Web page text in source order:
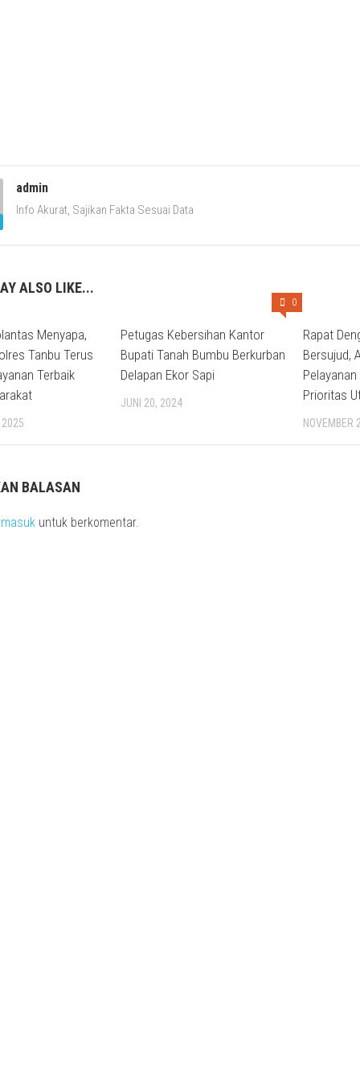
admin
Info Akurat, Sajikan Fakta Sesuai Data
ALSO LIKE...
Menyapa,
Tanbu Terus
Terbaik
2025
0
Petugas Kebersihan Kantor
Bupati Tanah Bumbu Berkurban
Delapan Ekor Sapi
JUNI 20, 2024
Rapat
Bersujud,
Prioritas
NOVEMBER
BALASAN
masuk untuk berkomentar.